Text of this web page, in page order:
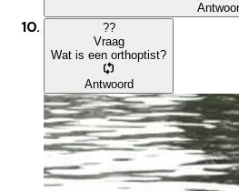
??
Vraag
Wat is een orthoptist?
Antwoord